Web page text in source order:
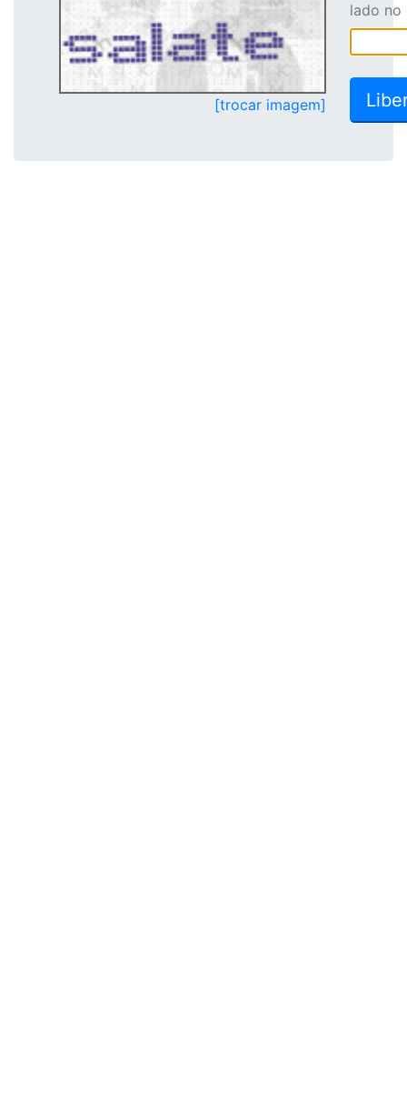
[trocar imagem]
lado no